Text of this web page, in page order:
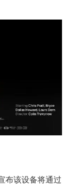
布该设备将通过